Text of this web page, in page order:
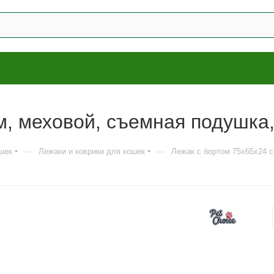
меховой, съемная
— Лежаки и коврики для кошек — Лежак с бортом 75х65х24